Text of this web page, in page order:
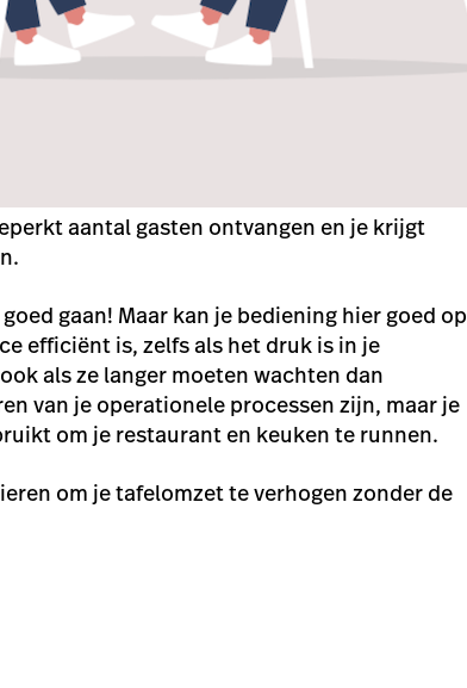
aantal gasten ontvangen en je krijgt
gaan! Maar kan je bediening hier goed op
efficiënt is, zelfs als het druk is in je
als ze langer moeten wachten dan
van je operationele processen zijn, maar je
om je restaurant en keuken te runnen.
om je tafelomzet te verhogen zonder de